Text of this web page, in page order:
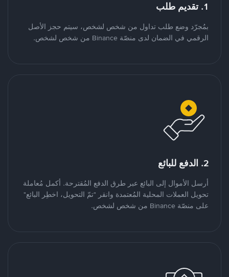
1. تقديم طلب
بمُجرّد وضع طلب تداول من شخص لشخص، سيتم حجز الأصل
الرقمي في الضمان لدى منصّة Binance من شخص لشخص.
2. الدفع للبائع
أرسل الأموال إلى البائع عبر طرق الدفع المُقترحة. أكمل مُعاملة
تحويل العملات المحلية المُعتمدة وانقر "تمّ التحويل، اخطِر البائع"
على منصّة Binance من شخص لشخص.